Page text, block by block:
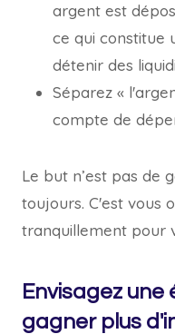
argent est
ce qui constitue
détenir des
Séparez «
compte de
Le but n’est pas de
toujours. C'est vous
tranquillement pour
Envisagez une
gagner plus